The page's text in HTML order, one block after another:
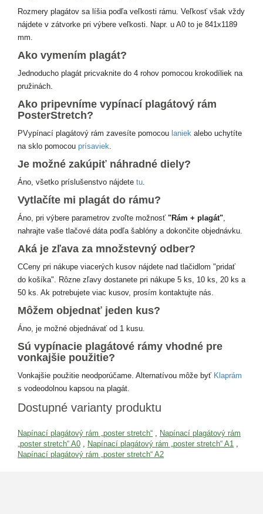
Rozmery plagátov sa líšia podľa veľkosti rámu. Veľkosť však vždy
nájdete v zátvorke pri výbere veľkosti. Napr. u A0 to je 841x1189
mm.
Ako vymením plagát?
Jednoducho plagát pricvaknite do 4 rohov pomocou krokodíliek na
pružinách.
Ako pripevníme vypínací plagátový rám
PosterStretch?
PVypínací plagátový rám zavesíte pomocou laniek alebo uchytíte
na sklo pomocou prísaviek
Je možné zakúpiť náhradné diely?
Áno, všetko príslušenstvo nájdete tu
Vytlačíte mi plagát do rámu?
Áno, pri výbere parametrov zvoľte možnosť "Rám + plagát"
nahrajte vaše tlačové dáta podľa šablóny a dokončite objednávku.
Aká je zľava za množstevný odber?
CCeny pri nákupe viacerých kusov nájdete nad tlačidlom "pridať
do košíka". Rôzne zľavy dostanete pri nákupe 5 ks, 10 ks, 20 ks a
50 ks. Ak potrebujete viac kusov, prosím kontaktujte nás.
Môžem objednať jeden kus?
Áno, je možné objednávať od 1 kusu.
Sú vypínacie plagátové rámy vhodné pre
vonkajšie použitie?
Vonkajšie použitie neodporúčame. Alternatívou môže byť Klaprám
s vodeodolnou kapsou na plagát.
Dostupné varianty produktu
Napínací plagátový rám „poster stretch“
Napínací plagátový rám
„poster stretch“ A0
Napínací plagátový rám „poster stretch“ A1
Napínací plagátový rám „poster stretch“ A2